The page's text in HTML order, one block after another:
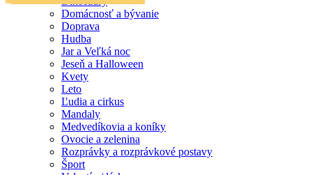
Doprava
Jar a Veľká noc
Jeseň a Halloween
Ľudia a cirkus
Domácnosť a bývanie
Doprava
Hudba
Jar a Veľká noc
Jeseň a Halloween
Kvety
Leto
Ľudia a cirkus
Mandaly
Medvedíkovia a koníky
Ovocie a zelenina
Rozprávky a rozprávkové postavy
Šport